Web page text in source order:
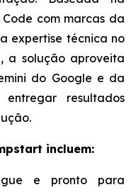
com marcas da
expertise técnica no
a solução aproveita
do Google e da
resultados
incluem:
e pronto para